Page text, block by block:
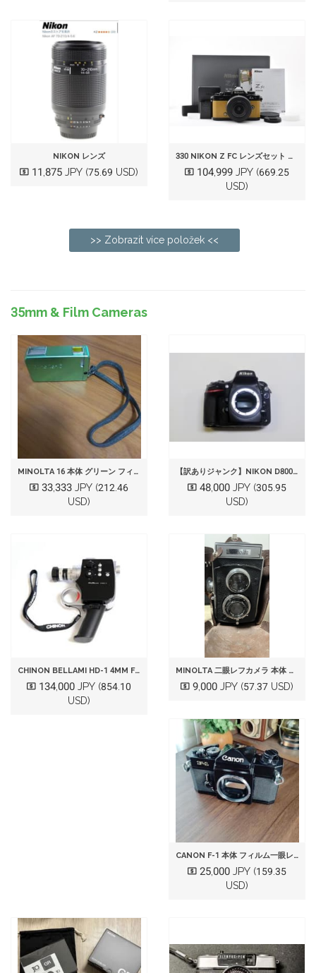
NIKON レンズ
11,875 JPY (75.69 USD)
330 NIKON Z FC レンズセット ミラーレス APS-C デジタル一眼 デジタルカメラ 動作品
104,999 JPY (669.25
USD)
>> Zobrazit více položek <<
35mm & Film Cameras
MINOLTA 16 本体 グリーン フィルムカメラ
33,333 JPY (212.46
USD)
【訳ありジャンク】NIKON D800 ボディ
48,000 JPY (305.95
USD)
CHINON BELLAMI HD-1 4MM F1.2 動作確認済み 美品
134,000 JPY (854.10
USD)
MINOLTA 二眼レフカメラ 本体 ジャンク
9,000 JPY (57.37 USD)
CANON F-1 本体 フィルム一眼レフカメラ
25,000 JPY (159.35
USD)